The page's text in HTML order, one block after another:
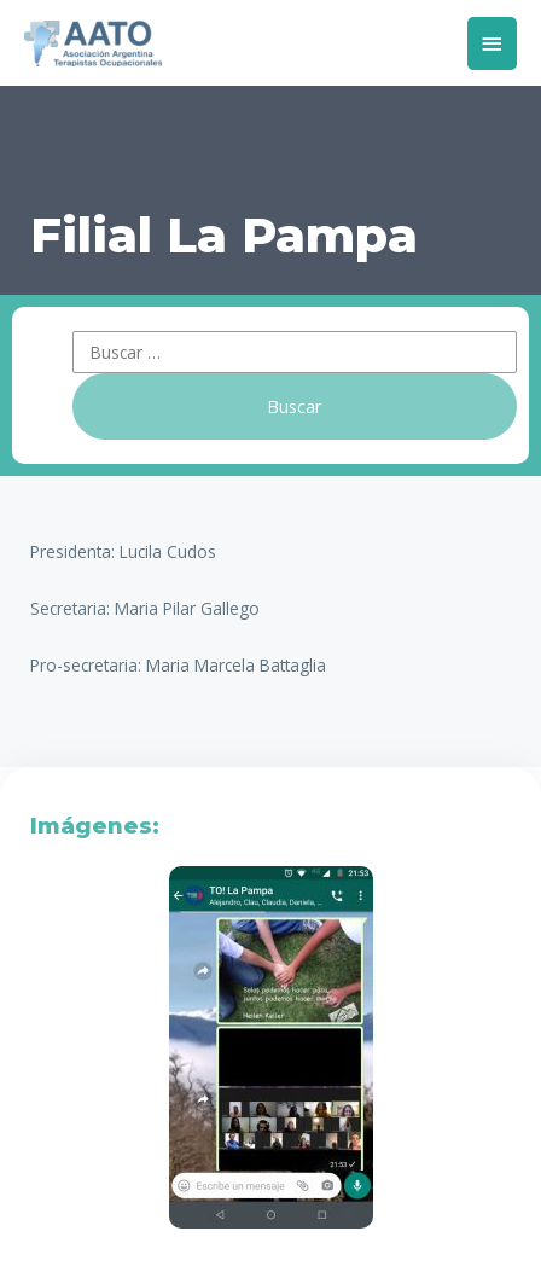
Filial La Pampa
Presidenta: Lucila Cudos
Secretaria: Maria Pilar Gallego
Pro-secretaria: Maria Marcela Battaglia
Imágenes: